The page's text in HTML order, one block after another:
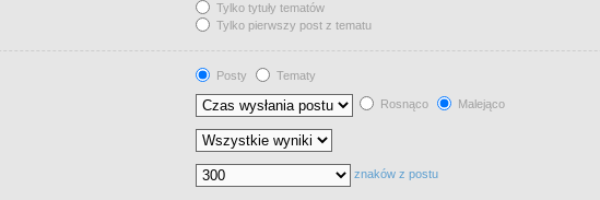
Tylko tytuły tematów
Tylko pierwszy post z tematu
Posty
Tematy
Rosnąco Malejąco
znaków z postu